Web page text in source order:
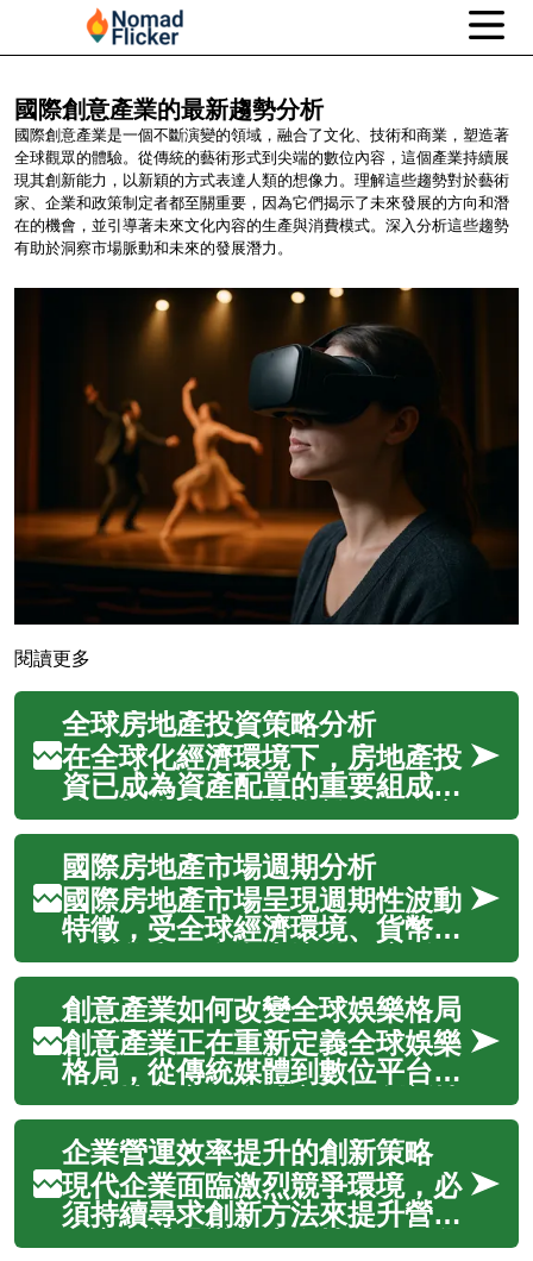
國際創意產業的最新趨勢分析
國際創意產業是一個不斷演變的領域，融合了文化、技術和商業，塑造著
全球觀眾的體驗。從傳統的藝術形式到尖端的數位內容，這個產業持續展
現其創新能力，以新穎的方式表達人類的想像力。理解這些趨勢對於藝術
家、企業和政策制定者都至關重要，因為它們揭示了未來發展的方向和潛
在的機會，並引導著未來文化內容的生產與消費模式。深入分析這些趨勢
有助於洞察市場脈動和未來的發展潛力。
閱讀更多
全球房地產投資策略分析
在全球化經濟環境下，房地產投
資已成為資產配置的重要組成部
分。投資者面臨著複雜的國際市
場環境、不同的法規制度以及多
樣化的投資機會。成功的房地產
投資需要深入了解各地市場特
性、風險評估以及適當的投資策
略。本文將深入分析全球房地產
投資的關鍵要...
國際房地產市場週期分析
國際房地產市場呈現週期性波動
特徵，受全球經濟環境、貨幣政
策變化和國際資本流動深度影
響。深入了解市場週期規律有助
投資者制定長期策略，精準掌握
住宅與商業地產的最佳投資時
機。本文全面分析全球房地產市
場的週期特徵與發展趨勢，深度
探討不同地區的...
創意產業如何改變全球娛樂格局
創意產業正在重新定義全球娛樂
格局，從傳統媒體到數位平台，
從本地內容到全球市場，創新技
術與文化融合正在推動整個產業
的革命性變革。隨著消費者需求
的多元化和數位化趨勢的加速，
創意產業不僅改變了內容製作方
式，更重新塑造了娛樂消費模
企業營運效率提升的創新策略
現代企業面臨激烈競爭環境，必
須持續尋求創新方法來提升營運
效率。透過導入先進技術、優化